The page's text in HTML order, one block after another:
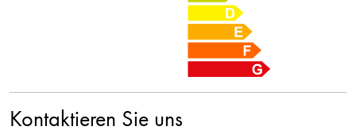
Kontaktieren Sie uns